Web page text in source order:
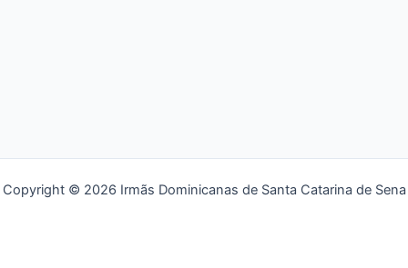
Copyright © 2026 Irmãs Dominicanas de Santa Catarina de Sena